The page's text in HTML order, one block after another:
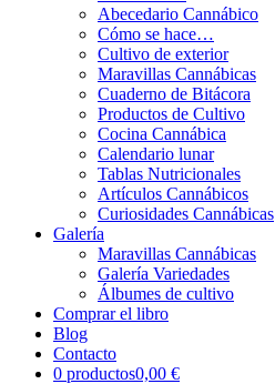
Abecedario Cannábico
Cómo se hace…
Cultivo de exterior
Maravillas Cannábicas
Cuaderno de Bitácora
Productos de Cultivo
Cocina Cannábica
Calendario lunar
Tablas Nutricionales
Artículos Cannábicos
Curiosidades Cannábicas
Galería
Maravillas Cannábicas
Galería Variedades
Álbumes de cultivo
Comprar el libro
Blog
Contacto
0 productos0,00 €